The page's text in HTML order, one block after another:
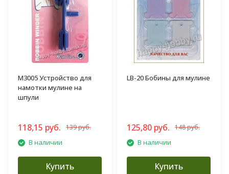
M3005 Устройство для
намотки мулине на
шпули
118,15 руб. 139 руб.
В наличии
Купить
LB-20 Бобины для мулине
125,80 руб. 148 руб.
В наличии
Купить